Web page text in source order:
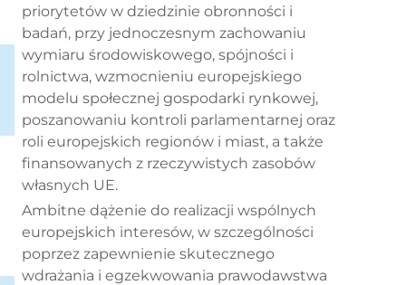
priorytetów w dziedzinie obronności i
badań, przy jednoczesnym zachowaniu
wymiaru środowiskowego, spójności i
rolnictwa, wzmocnieniu europejskiego
modelu społecznej gospodarki rynkowej,
poszanowaniu kontroli parlamentarnej oraz
roli europejskich regionów i miast, a także
finansowanych z rzeczywistych zasobów
własnych UE.
Ambitne dążenie do realizacji wspólnych
europejskich interesów, w szczególności
poprzez zapewnienie skutecznego
wdrażania i egzekwowania prawodawstwa